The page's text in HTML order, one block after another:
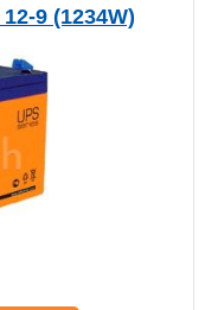
9 (1234W)